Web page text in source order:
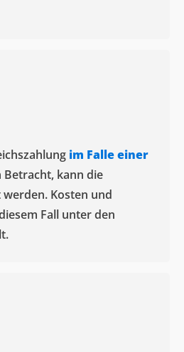
im Falle einer
Betracht, kann die
Kosten und
Fall unter den